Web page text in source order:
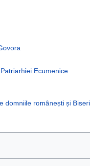
Ecumenice
domniile românești și